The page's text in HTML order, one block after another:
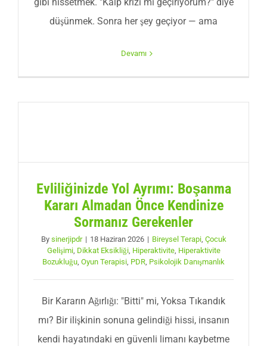
gibi hissetmek. "Kalp krizi mi geçiriyorum?" diye
düşünmek. Sonra her şey geçiyor — ama
Devamı
Evliliğinizde Yol Ayrımı: Boşanma
Kararı Almadan Önce Kendinize
Sormanız Gerekenler
By sinerjipdr | 18 Haziran 2026 | Bireysel Terapi, Çocuk
Gelişimi, Dikkat Eksikliği, Hiperaktivite, Hiperaktivite
Bozukluğu, Oyun Terapisi, PDR, Psikolojik Danışmanlık
Bir Kararın Ağırlığı: "Bitti" mi, Yoksa Tıkandık
mı? Bir ilişkinin sonuna gelindiği hissi, insanın
kendi hayatındaki en güvenli limanı kaybetme